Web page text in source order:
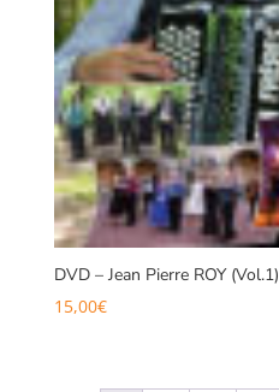
DVD – Jean Pierre ROY (Vol.1)
15,00€